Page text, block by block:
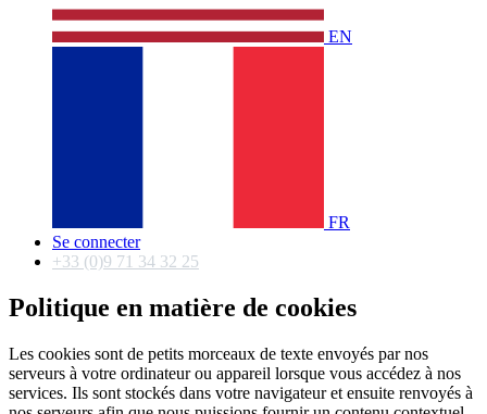
EN
FR
Se connecter
+33 (0)9 71 34 32 25
Politique en matière de cookies
Les cookies sont de petits morceaux de texte envoyés par nos
serveurs à votre ordinateur ou appareil lorsque vous accédez à nos
services. Ils sont stockés dans votre navigateur et ensuite renvoyés à